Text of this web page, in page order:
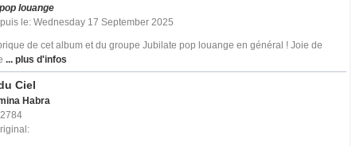
louange
le: Wednesday 17 September 2025
de cet album et du groupe Jubilate pop louange en général ! Joie de
... plus d'infos
Ciel
Habra